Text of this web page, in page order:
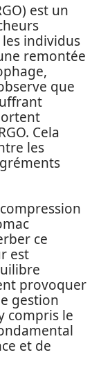
est un
les individus
remontée
que
Cela
les
ce
est
provoquer
gestion
compris le
et de